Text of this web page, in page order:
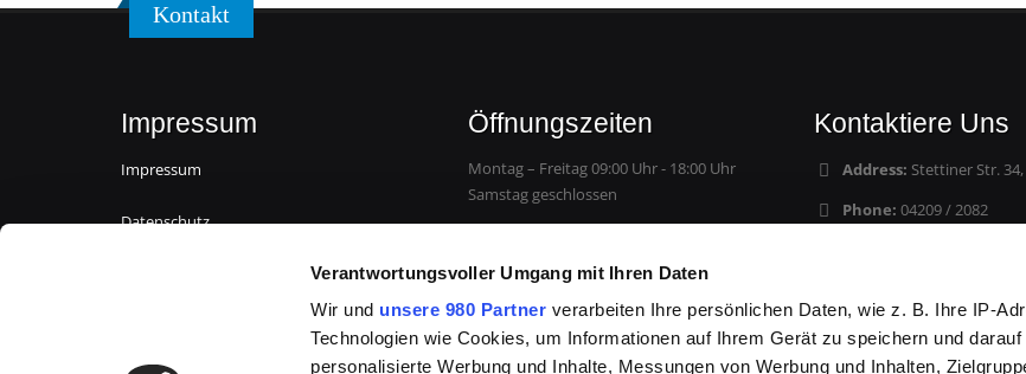
Verantwortungsvoller Umgang mit Ihren Daten
Wir und unsere 980 Partner verarbeiten Ihre persönlichen Daten, wie z. B. Ihre IP-
Technologien wie Cookies, um Informationen auf Ihrem Gerät zu speichern und
personalisierte Werbung und Inhalte, Messungen von Werbung und Inhalten,
Kontakt
Impressum
Impressum
Datenschutz
Öffnungszeiten
Montag – Freitag 09:00 Uhr - 18:00 Uhr
Samstag geschlossen
Kontaktiere Uns
Address: Stettiner Str.
Phone: 04209 / 2082